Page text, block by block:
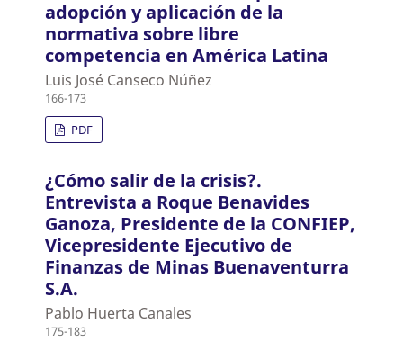
adopción y aplicación de la
normativa sobre libre
competencia en América Latina
Luis José Canseco Núñez
166-173
PDF
¿Cómo salir de la crisis?.
Entrevista a Roque Benavides
Ganoza, Presidente de la CONFIEP,
Vicepresidente Ejecutivo de
Finanzas de Minas Buenaventurra
S.A.
Pablo Huerta Canales
175-183